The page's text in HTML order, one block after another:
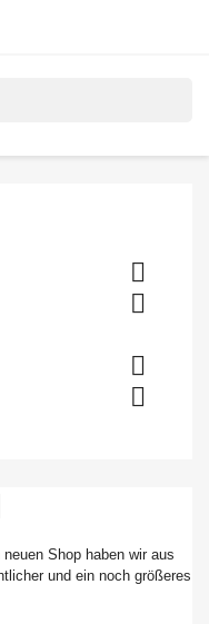




Shop haben wir aus
und ein noch größeres